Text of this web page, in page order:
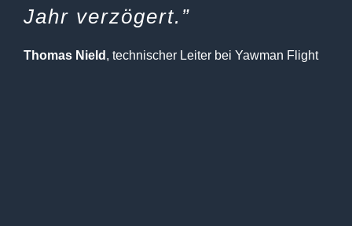
Jahr verzögert.”
Thomas Nield , technischer Leiter bei Yawman Flight